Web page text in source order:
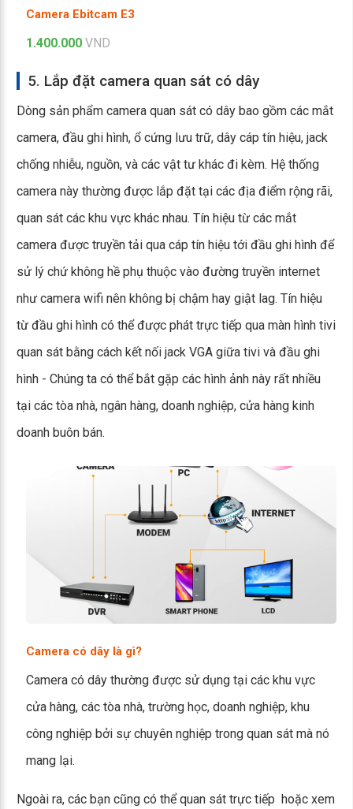
Camera Ebitcam E3
1.400.000 VND
5. Lắp đặt camera quan sát có dây
Dòng sản phẩm camera quan sát có dây bao gồm các mắt
camera, đầu ghi hình, ổ cứng lưu trữ, dây cáp tín hiệu, jack
chống nhiễu, nguồn, và các vật tư khác đi kèm. Hệ thống
camera này thường được lắp đặt tại các địa điểm rộng rãi,
quan sát các khu vực khác nhau. Tín hiệu từ các mắt
camera được truyền tải qua cáp tín hiệu tới đầu ghi hình để
sử lý chứ không hề phụ thuộc vào đường truyền internet
như camera wifi nên không bị chậm hay giật lag. Tín hiệu
từ đầu ghi hình có thể được phát trực tiếp qua màn hình tivi
quan sát bằng cách kết nối jack VGA giữa tivi và đầu ghi
hình - Chúng ta có thể bắt gặp các hình ảnh này rất nhiều
tại các tòa nhà, ngân hàng, doanh nghiệp, cửa hàng kinh
doanh buôn bán.
Camera có dây là gì?
Camera có dây thường được sử dụng tại các khu vực
cửa hàng, các tòa nhà, trường học, doanh nghiệp, khu
công nghiệp bởi sự chuyên nghiệp trong quan sát mà nó
mang lại.
Ngoài ra, các bạn cũng có thể quan sát trực tiếp hoặc xem